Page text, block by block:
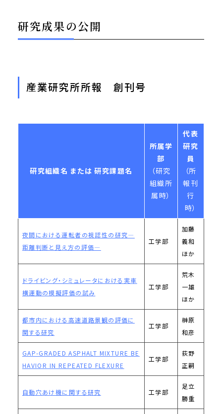
研究成果の公開
産業研究所所報 創刊号
研究組織名 または 研究課題名
所属学
部
（研究
組織所
属時）
代表
研究
員
（所
報刊
行
時）
夜間における運転者の視認性の研究―
距離判断と見え方の評価―
工学部
加藤
義和
ほか
ドライビング・シミュレータにおける実車
横運動の模擬評価の試み
工学部
荒木
一雄
ほか
都市内における高速道路景観の評価に
関する研究
工学部
榊原
和彦
GAP-GRADED ASPHALT MIXTURE BE
HAVIOR IN REPEATED FLEXURE
工学部
荻野
正嗣
自動穴あけ機に関する研究 工学部
足立
勝重